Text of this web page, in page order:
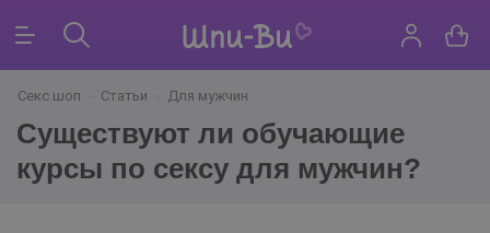
Секс шоп Статьи Для мужчин
Существуют ли обучающие
курсы по сексу для мужчин?